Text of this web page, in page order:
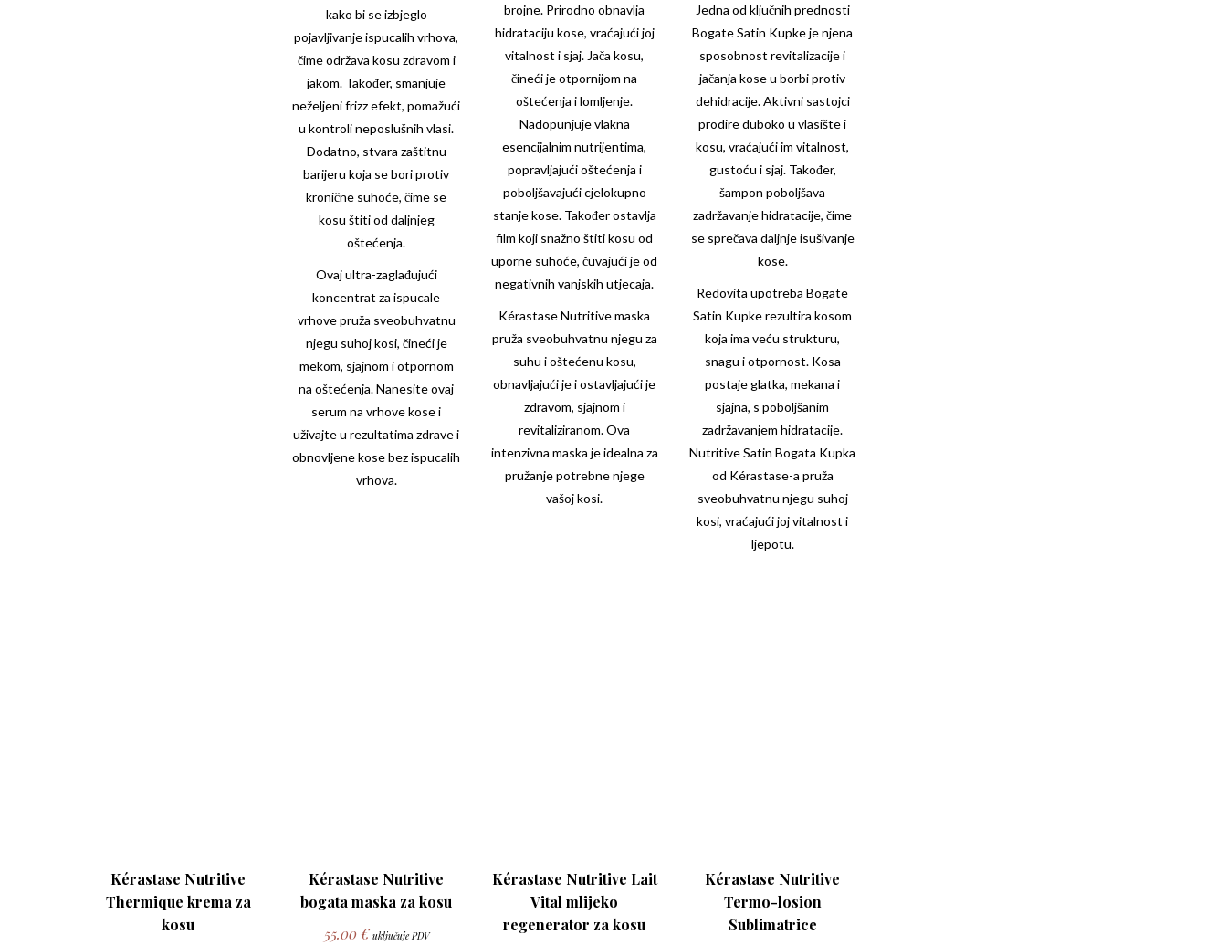
kako bi se izbjeglo
pojavljivanje ispucalih vrhova,
čime održava kosu zdravom i
jakom. Također, smanjuje
neželjeni frizz efekt, pomažući
u kontroli neposlušnih vlasi.
Dodatno, stvara zaštitnu
barijeru koja se bori protiv
kronične suhoće, čime se
kosu štiti od daljnjeg
oštećenja.
Ovaj ultra-zaglađujući
koncentrat za ispucale
vrhove pruža sveobuhvatnu
njegu suhoj kosi, čineći je
mekom, sjajnom i otpornom
na oštećenja. Nanesite ovaj
serum na vrhove kose i
uživajte u rezultatima zdrave i
obnovljene kose bez ispucalih
vrhova.
brojne. Prirodno obnavlja
hidrataciju kose, vraćajući joj
vitalnost i sjaj. Jača kosu,
čineći je otpornijom na
oštećenja i lomljenje.
Nadopunjuje vlakna
esencijalnim nutrijentima,
popravljajući oštećenja i
poboljšavajući cjelokupno
stanje kose. Također ostavlja
film koji snažno štiti kosu od
uporne suhoće, čuvajući je od
negativnih vanjskih utjecaja.
Kérastase Nutritive maska
pruža sveobuhvatnu njegu za
suhu i oštećenu kosu,
obnavljajući je i ostavljajući je
zdravom, sjajnom i
revitaliziranom. Ova
intenzivna maska je idealna za
pružanje potrebne njege
vašoj kosi.
Jedna od ključnih prednosti
Bogate Satin Kupke je njena
sposobnost revitalizacije i
jačanja kose u borbi protiv
dehidracije. Aktivni sastojci
prodire duboko u vlasište i
kosu, vraćajući im vitalnost,
gustoću i sjaj. Također,
šampon poboljšava
zadržavanje hidratacije, čime
se sprečava daljnje isušivanje
kose.
Redovita upotreba Bogate
Satin Kupke rezultira kosom
koja ima veću strukturu,
snagu i otpornost. Kosa
postaje glatka, mekana i
sjajna, s poboljšanim
zadržavanjem hidratacije.
NutritiveSatin Bogata Kupka
od Kérastase-a pruža
sveobuhvatnu njegu suhoj
kosi, vraćajući joj vitalnost i
ljepotu.
Kérastase Nutritive
Thermique krema za
kosu
Kérastase Nutritive
bogata maska za kosu
55.00 € uključuje PDV
Kérastase Nutritive Lait
Vital mlijeko
regenerator za kosu
Kérastase Nutritive
Termo-losion
Sublimatrice